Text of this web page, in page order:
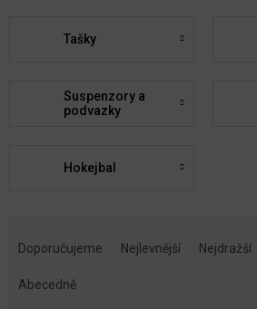
Tašky
Suspenzory a
podvazky
Hokejbal
Doporučujeme Nejlevnější Nejdražší
Abecedně